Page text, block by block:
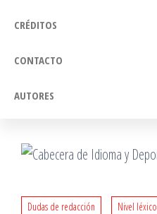
CRÉDITOS
CONTACTO
AUTORES
Dudas de redacción Nivel léxico